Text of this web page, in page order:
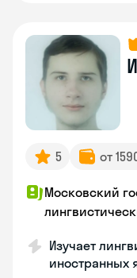
5 от
Московский
Изучает
иностранных